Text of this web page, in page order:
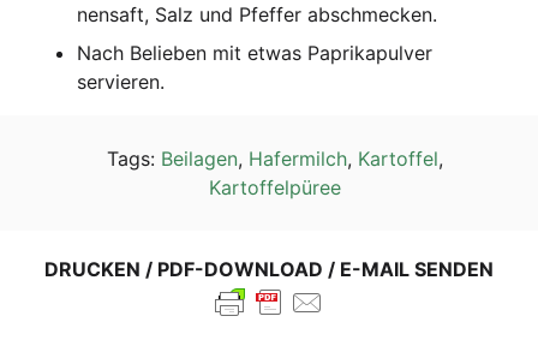
nen­saft, Salz und Pfef­fer abschmecken.
Nach Belie­ben mit etwas Papri­ka­pul­ver
servieren.
Tags: Beilagen, Hafermilch, Kartoffel,
Kartoffelpüree
DRUCKEN / PDF-DOWNLOAD / E-MAIL SENDEN